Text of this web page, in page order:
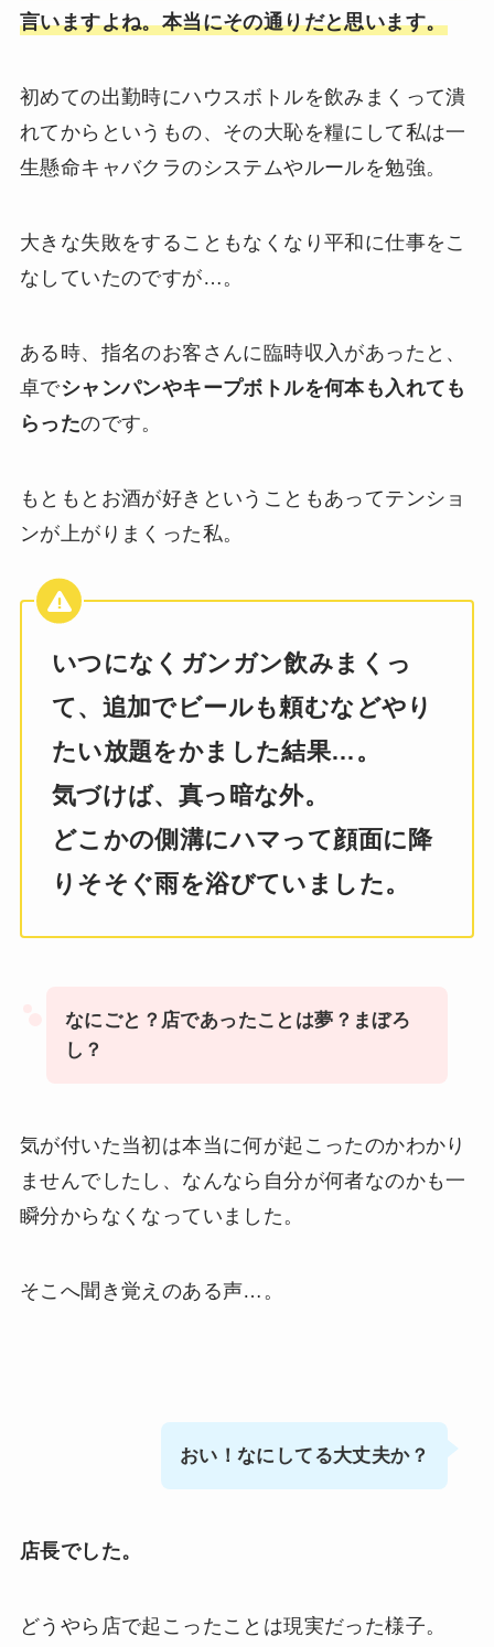
言いますよね。本当にその通りだと思います。
初めての出勤時にハウスボトルを飲みまくって潰
れてからというもの、その大恥を糧にして私は一
生懸命キャバクラのシステムやルールを勉強。
大きな失敗をすることもなくなり平和に仕事をこ
なしていたのですが…。
ある時、指名のお客さんに臨時収入があったと、
卓でシャンパンやキープボトルを何本も入れても
らったのです。
もともとお酒が好きということもあってテンショ
ンが上がりまくった私。
いつになくガンガン飲みまくっ
て、追加でビールも頼むなどやり
たい放題をかました結果…。
気づけば、真っ暗な外。
どこかの側溝にハマって顔面に降
りそそぐ雨を浴びていました。
なにごと？店であったことは夢？まぼろ
し？
気が付いた当初は本当に何が起こったのかわかり
ませんでしたし、なんなら自分が何者なのかも一
瞬分からなくなっていました。
そこへ聞き覚えのある声…。
おい！なにしてる大丈夫か？
店長でした。
どうやら店で起こったことは現実だった様子。